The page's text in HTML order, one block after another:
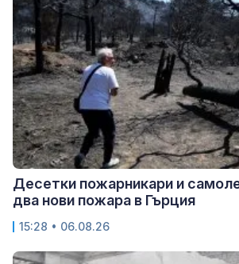
Десетки пожарникари и
два нови пожара в Гърция
15:28 • 06.08.26